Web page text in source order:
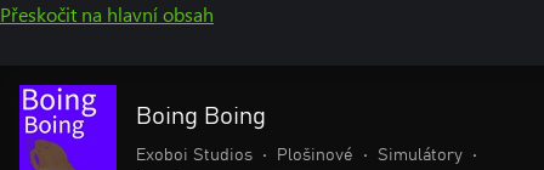
Přeskočit na hlavní obsah
Boing Boing
Exoboi Studios • Plošinové • Simulátory
•